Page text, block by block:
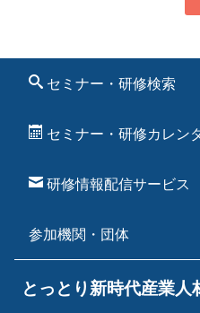
セミナー・研修検索
セミナー・研修カレン
研修情報配信サービス
参加機関・団体
とっとり新時代産業